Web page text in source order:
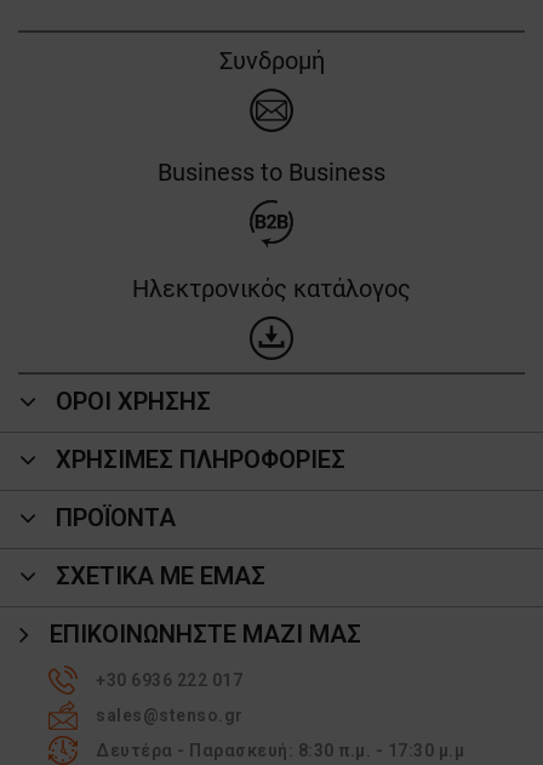
Συνδρομή
Business to Business
Ηλεκτρονικός κατάλογος
ΟΡΟΙ ΧΡΗΣΗΣ
ΧΡΗΣΙΜΕΣ ΠΛΗΡΟΦΟΡΙΕΣ
ΠΡΟΪΌΝΤΑ
ΣΧΕΤΙΚΑ ΜΕ ΕΜΑΣ
ΕΠΙΚΟΙΝΩΝΉΣΤΕ ΜΑΖΊ ΜΑΣ
+30 6936 222 017
sales@stenso.gr
Δευτέρα - Παρασκευή: 8:30 π.μ. - 17:30 μ.μ